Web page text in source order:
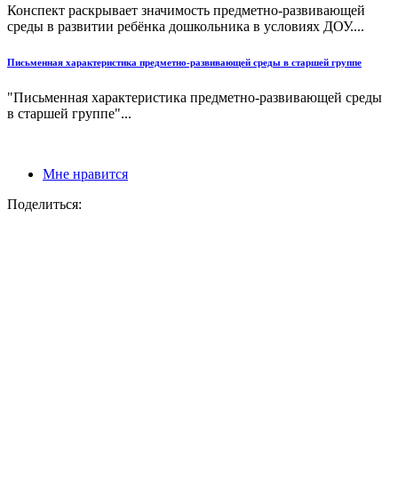
Конспект раскрывает значимость предметно-развивающей
среды в развитии ребёнка дошкольника в условиях ДОУ....
Письменная характеристика предметно-развивающей среды в старшей группе
"Письменная характеристика предметно-развивающей среды
в старшей группе"...
Мне нравится
Поделиться: